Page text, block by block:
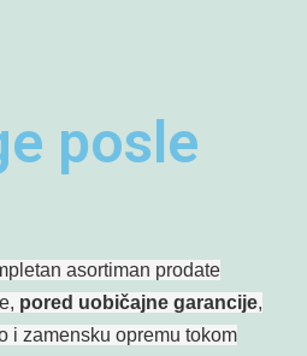
posle
asortiman prodate
pored uobičajne garancije,
i zamensku opremu tokom